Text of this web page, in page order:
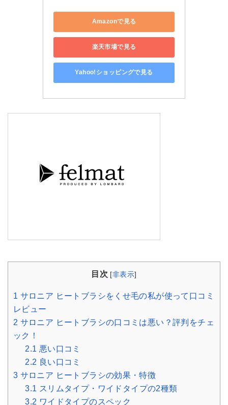
Amazonで見る
楽天市場で見る
Yahoo!ショッピングで見る
目次 [非表示]
1 サロニア ヒートブラシをくせ毛の私が使って口コミ
レビュー
2 サロニア ヒートブラシの口コミは悪い？評判をチェ
ック！
2.1 悪い口コミ
2.2 良い口コミ
3 サロニア ヒートブラシの効果・特徴
3.1 スリムタイプ・ワイドタイプの2種類
3.2 ワイドタイプのスペック